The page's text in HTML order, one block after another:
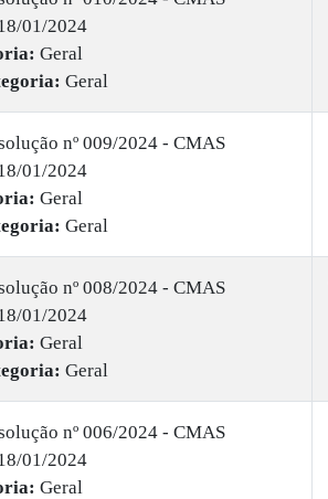
01/2024
Geral
Geral
nº 009/2024 - CMAS
01/2024
Geral
Geral
nº 008/2024 - CMAS
01/2024
Geral
Geral
nº 006/2024 - CMAS
01/2024
Geral